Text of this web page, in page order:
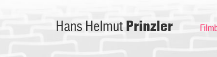
Hans HelmutPrinzler